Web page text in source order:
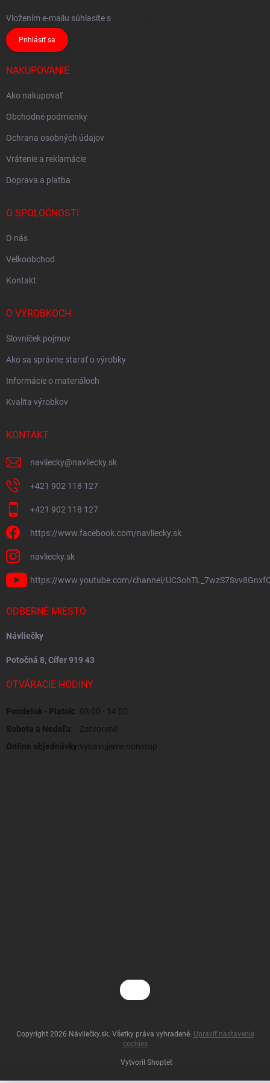
Vložením e-mailu súhlasíte s
Prihlásiť sa
NAKUPOVANIE
Ako nakupovať
Obchodné podmienky
Ochrana osobných údajov
Vrátenie a reklamácie
Doprava a platba
O SPOLOČNOSTI
O nás
Velkoobchod
Kontakt
O VÝROBKOCH
Slovníček pojmov
Ako sa správne starať o výrobky
Informácie o materiáloch
Kvalita výrobkov
KONTAKT
navliecky@navliecky.sk
+421 902 118 127
+421 902 118 127
https://www.facebook.com/navliecky.sk
navliecky.sk
https://www.youtube.com/channel/
ODBERNÉ MIESTO
Návliečky
Potočná 8, Cífer 919 43
OTVÁRACIE HODINY
Pondelok - Piatok: 08:00 - 14:00
Sobota a Nedeľa:
Zatvorené
Online objednávky:vybavujeme nonstop
Vytvoril Shoptet
Copyright 2026 Návliečky.sk. Všetky práva vyhradené. Upraviť nastavenie
cookies